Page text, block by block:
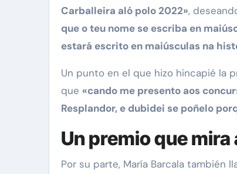
Carballeira aló polo 2022»,
que o teu nome se escriba en
estará escrito en maiúsculas na
Un punto en el que hizo hincapié la
que «cando me presento aos
Resplandor, e dubidei se poñelo
Un premio que
Por su parte, María Barcala también